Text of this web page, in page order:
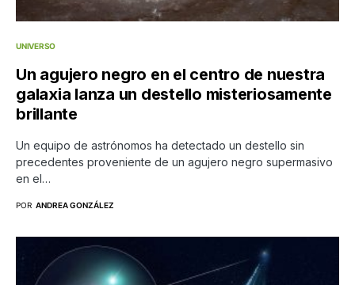
UNIVERSO
Un agujero negro en el centro de nuestra
galaxia lanza un destello misteriosamente
brillante
Un equipo de astrónomos ha detectado un destello sin
precedentes proveniente de un agujero negro supermasivo
en el…
POR ANDREA GONZÁLEZ